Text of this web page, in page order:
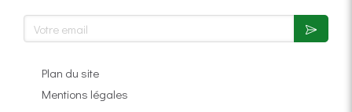
Votre email
Plan du site
Mentions légales